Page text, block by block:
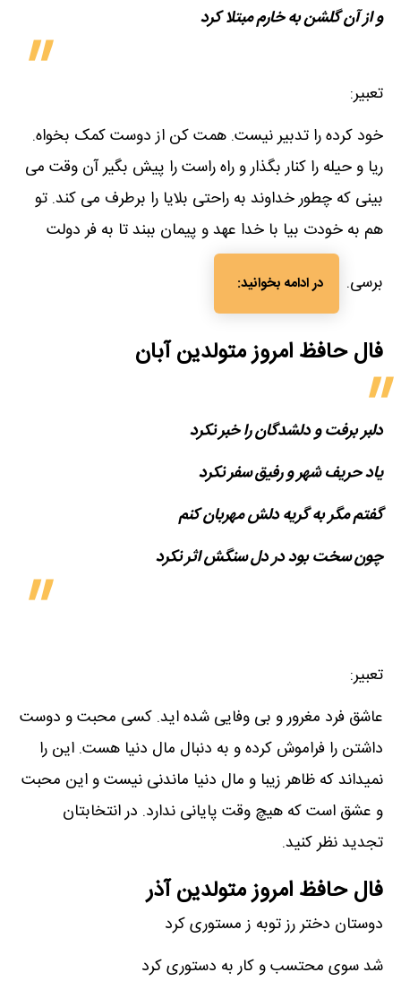
و از آن گلشن به خارم مبتلا کرد
تعبیر:
خود کرده را تدبیر نیست. همت کن از دوست کمک بخواه.
ریا و حیله را کنار بگذار و راه راست را پیش بگیر آن وقت می
بینی که چطور خداوند به راحتی بلایا را برطرف می کند. تو
هم به خودت بیا با خدا عهد و پیمان ببند تا به فر دولت
برسی.
فال حافظ امروز متولدین‌ آبان
دلبر برفت و دلشدگان را خبر نکرد
یاد حریف شهر و رفیق سفر نکرد
گفتم مگر به گریه دلش مهربان کنم
چون سخت بود در دل سنگش اثر نکرد
تعبیر:
عاشق فرد مغرور و بی وفایی شده اید. کسی محبت و دوست
داشتن را فراموش کرده و به دنبال مال دنیا هست. این را
نمیداند که ظاهر زیبا و مال دنیا ماندنی نیست و این محبت
و عشق است که هیچ وقت پایانی ندارد. در انتخابتان
تجدید نظر کنید.
فال حافظ امروز متولدین‌ آذر
دوستان دختر رز توبه ز مستوری کرد
شد سوی محتسب و کار به دستوری کرد